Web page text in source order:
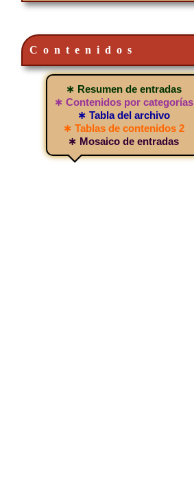
Contenidos
∗ Resumen de entradas
∗ Contenidos por categorías
∗ Tabla del archivo
∗ Tablas de contenidos 2
∗ Mosaico de entradas